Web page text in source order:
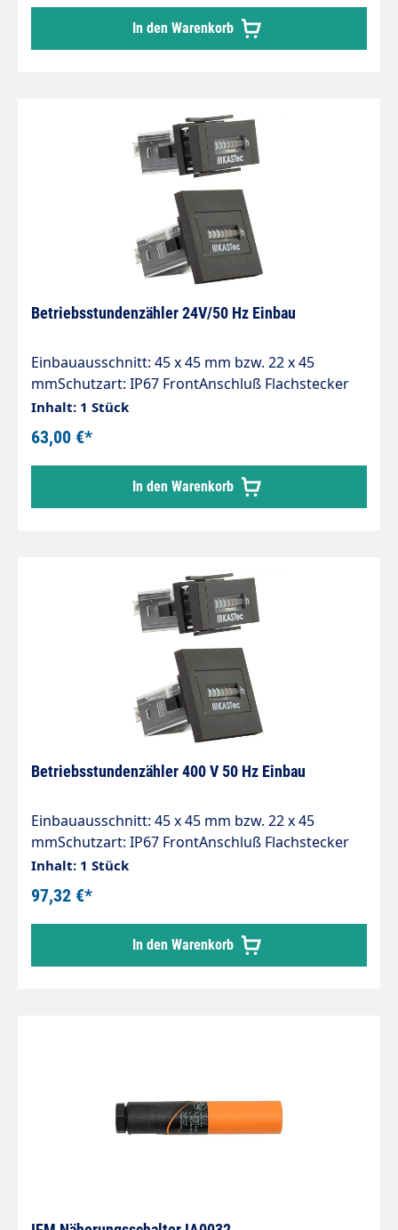
RückstellungAnwendungen: Generatoren,
Kompressoren, Pumpen, Schaltschränke,
Klimaanlagen
In den Warenkorb
Betriebsstundenzähler 24V/50 Hz Einbau
Einbauausschnitt: 45 x 45 mm bzw. 22 x 45
mmSchutzart: IP67 FrontAnschluß Flachstecker
6,3 x 0,8 mit SchraubenBeschreibung:
Ausgezeichnete Qualität, Lange Lebensdauer,
DIN-Abmessungen, Approbationen, Ohne
RückstellungAnwendungen: Generatoren,
Kompressoren, Pumpen, Schaltschränke,
Klimaanlagen
Inhalt: 1 Stück
63,00 €*
In den Warenkorb
Betriebsstundenzähler 400 V 50 Hz Einbau
Einbauausschnitt: 45 x 45 mm bzw. 22 x 45
mmSchutzart: IP67 FrontAnschluß Flachstecker
6,3x0,8 mit SchraubenBeschreibung·
Ausgezeichnete Qualität· Lange Lebensdauer·
DIN-Abmessungen· Approbationen· Ohne
RückstellungAnwendungen· Generatoren·
Kompressoren· Pumpen· Schaltschränke·
Klimaanlagen
Inhalt: 1 Stück
97,32 €*
In den Warenkorb